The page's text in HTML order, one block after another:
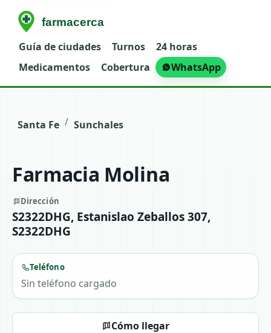
Guía de ciudades Turnos
24 horas
Medicamentos
Cobertura WhatsApp
Santa Fe / Sunchales
Farmacia Molina
Dirección
S2322DHG, Estanislao Zeballos 307,
S2322DHG
Teléfono
Sin teléfono cargado
Cómo llegar